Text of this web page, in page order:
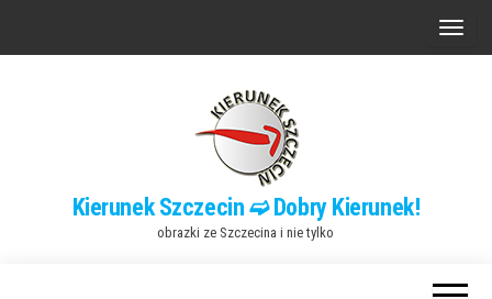
P
n
Kierunek Szczecin ➫ Dobry Kierunek!
obrazki ze Szczecina i nie tylko